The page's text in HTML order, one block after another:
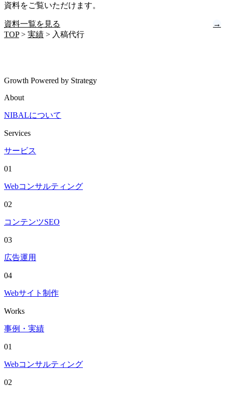
資料をご覧いただけます。
資料一覧を見る
→
TOP> 実績 > 入稿代行
Growth Powered by Strategy
About
NIBALについて
Services
サービス
01
Webコンサルティング
02
コンテンツSEO
03
広告運用
04
Webサイト制作
Works
事例・実績
01
Webコンサルティング
02